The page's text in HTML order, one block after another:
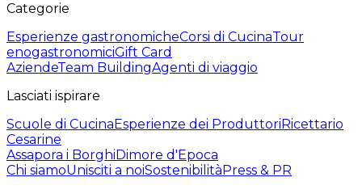
Categorie
Esperienze gastronomicheCorsi di CucinaTour
enogastronomiciGift Card
AziendeTeam BuildingAgenti di viaggio
Lasciati ispirare
Scuole di CucinaEsperienze dei ProduttoriRicettario
Cesarine
Assapora i BorghiDimore d'Epoca
Chi siamoUnisciti a noiSostenibilitàPress & PR